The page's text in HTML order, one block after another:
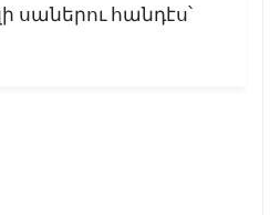
հանդէս՝